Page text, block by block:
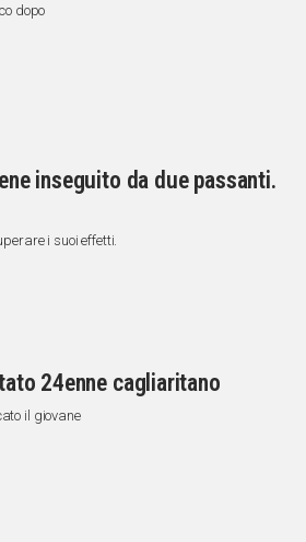
dopo
inseguito da due passanti.
i suoi effetti.
24enne cagliaritano
il giovane